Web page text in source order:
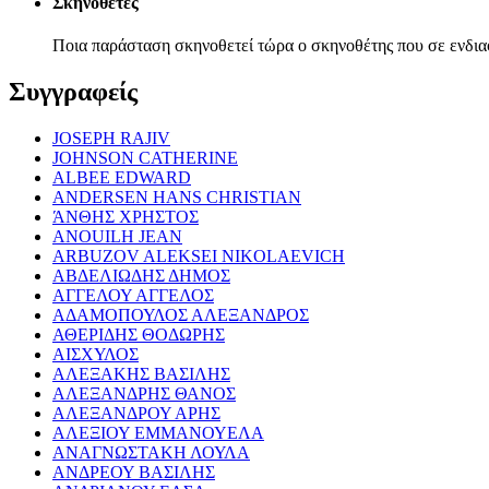
Ποια παράσταση σκηνοθετεί τώρα ο σκηνοθέτης που σε
Συγγραφείς
JOSEPH RAJIV
JOHNSON CATHERINE
ALBEE EDWARD
ANDERSEN HANS CHRISTIAN
ΆΝΘΗΣ ΧΡΗΣΤΟΣ
ANOUILH JEAN
ARBUZOV ALEKSEI NIKOLAEVICH
ΑΒΔΕΛΙΩΔΗΣ ΔΗΜΟΣ
ΑΓΓΕΛΟΥ ΑΓΓΕΛΟΣ
ΑΔΑΜΟΠΟΥΛΟΣ ΑΛΕΞΑΝΔΡΟΣ
ΑΘΕΡΙΔΗΣ ΘΟΔΩΡΗΣ
ΑΙΣΧΥΛΟΣ
ΑΛΕΞΑΚΗΣ ΒΑΣΙΛΗΣ
ΑΛΕΞΑΝΔΡΗΣ ΘΑΝΟΣ
ΑΛΕΞΑΝΔΡΟΥ ΑΡΗΣ
ΑΛΕΞΙΟΥ ΕΜΜΑΝΟΥΕΛΑ
ΑΝΑΓΝΩΣΤΑΚΗ ΛΟΥΛΑ
ΑΝΔΡΕΟΥ ΒΑΣΙΛΗΣ